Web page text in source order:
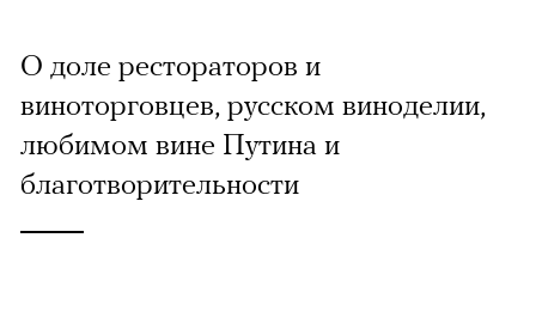
О доле рестораторов и
виноторговцев, русском виноделии,
любимом вине Путина и
благотворительности